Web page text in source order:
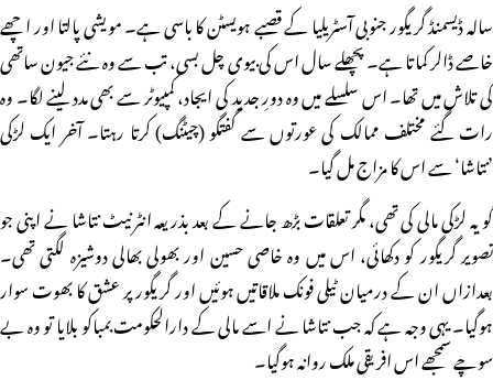
سالہ ڈیسمنڈ گریگور جنوبی آسٹریلیا کے قصبے ہویسٹن کا باسی ہے۔ مویشی پالتا اور اچھے
خاصے ڈالر کماتا ہے۔ پچھلے سال اس کی بیوی چل بسی، تب سے وہ نئے جیون ساتھی
کی تلاش میں تھا۔ اس سلسلے میں وہ دورِ جدید کی ایجاد، کمپیوٹر سے بھی مدد لینے لگا۔ وہ
رات گئے مختلف ممالک کی عورتوں سے گفتگو (چیٹنگ) کرتا رہتا۔ آخر ایک لڑکی
’نتاشا‘ سے اس کا مزاج مل گیا۔
گو یہ لڑکی مالی کی تھی، مگر تعلقات بڑھ جانے کے بعد بذریعہ انٹرنیٹ نتاشا نے اپنی جو
تصویر گریگور کو دکھائی، اس میں وہ خاصی حسین اور بھولی بھالی دوشیزہ لگتی تھی۔
بعدازاں ان کے درمیان ٹیلی فونک ملاقاتیں ہوئیں اور گریگور پر عشق کا بھوت سوار
ہوگیا۔ یہی وجہ ہے کہ جب نتاشا نے اسے مالی کے دارالحکومت بمباکو بلایا تو وہ بے
سوچے سمجھے اس افریقی ملک روانہ ہوگیا۔